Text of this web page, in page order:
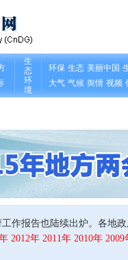
作报告也陆续出炉。各地
2012年 2011年 2010年